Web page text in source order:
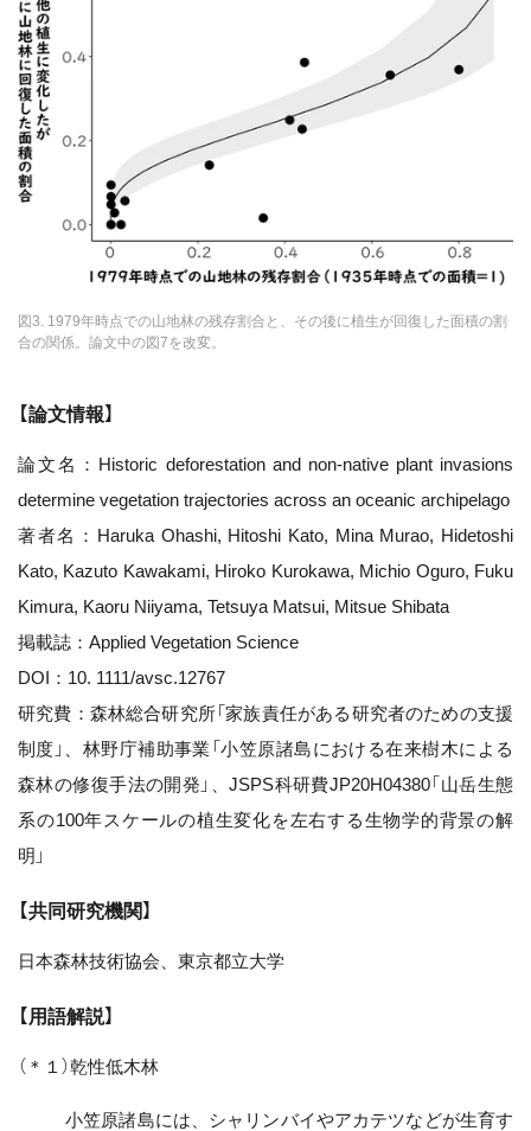
図3. 1979年時点での山地林の残存割合と、その後に植生が回復した面積の割
合の関係。論文中の図7を改変。
【論文情報】
論文名：Historic deforestation and non-native plant invasions
determine vegetation trajectories across an oceanic archipelago
著者名：Haruka Ohashi, Hitoshi Kato, Mina Murao, Hidetoshi
Kato, Kazuto Kawakami, Hiroko Kurokawa, Michio Oguro, Fuku
Kimura, Kaoru Niiyama, Tetsuya Matsui, Mitsue Shibata
掲載誌：Applied Vegetation Science
DOI：10. 1111/avsc.12767
研究費：森林総合研究所「家族責任がある研究者のための支援
制度」、林野庁補助事業「小笠原諸島における在来樹木による
森林の修復手法の開発」、JSPS科研費JP20H04380「山岳生態
系の100年スケールの植生変化を左右する生物学的背景の解
明」
【共同研究機関】
日本森林技術協会、東京都立大学
【用語解説】
（＊１）乾性低木林
小笠原諸島には、シャリンバイやアカテツなどが生育す